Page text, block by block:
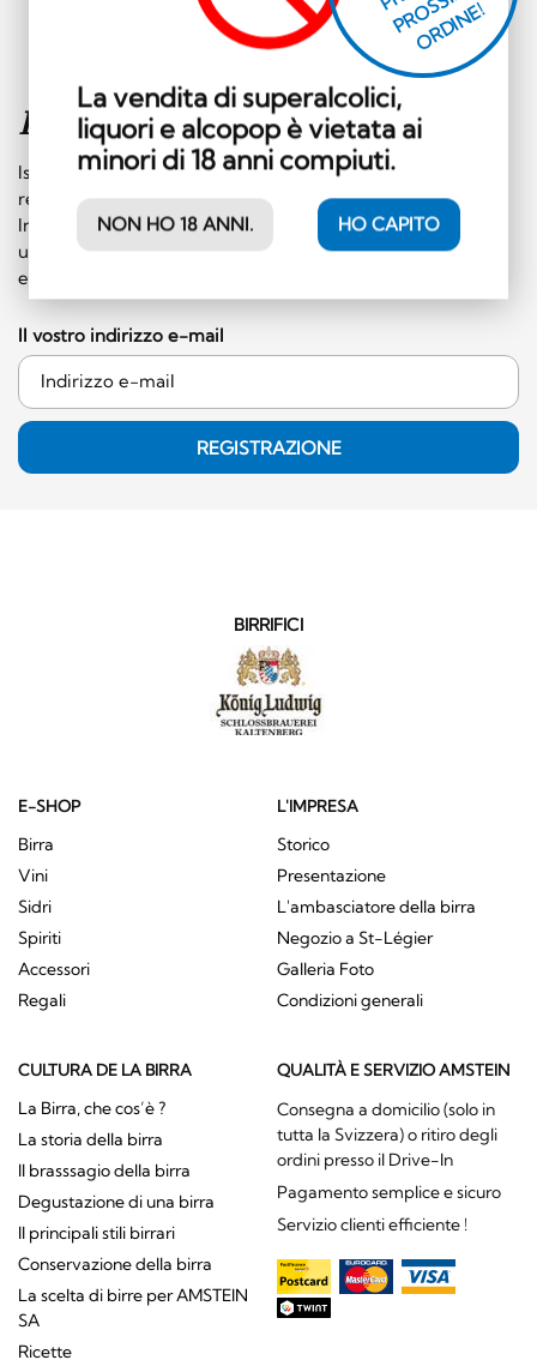
La vendita di superalcolici,
liquori e alcopop è vietata ai
minori di 18 anni compiuti.
NON HO 18 ANNI. HO CAPITO
Iscriviti allanewsletter
Iscrivetevi subito alla nostra newsletter e riceverete
regolarmente informazioni su eventi e offerte speciali.
Inoltre, riceverete un buono da 10 franchi svizzeri da
utilizzare in negozio (ordine minimo di 50 franchi svizzeri,
esclusa la categoria dei superalcolici)!
O
E!
Il vostro indirizzo e-mail
REGISTRAZIONE
BIRRIFICI
E-SHOP
Birra
Vini
Sidri
Spiriti
Accessori
Regali
L'IMPRESA
Storico
Presentazione
L'ambasciatore della birra
Negozio a St-Légier
Galleria Foto
Condizioni generali
CULTURA DE LA BIRRA
La Birra, che cos’è ?
La storia della birra
Il brasssagio della birra
Degustazione di una birra
Il principali stili birrari
Conservazione della birra
La scelta di birre per AMSTEIN
SA
Ricette
QUALITÀ E SERVIZIO AMSTEIN
Consegna a domicilio (solo in
tutta la Svizzera) o ritiro degli
ordini presso il Drive-In
Pagamento semplice e sicuro
Servizio clienti efficiente !